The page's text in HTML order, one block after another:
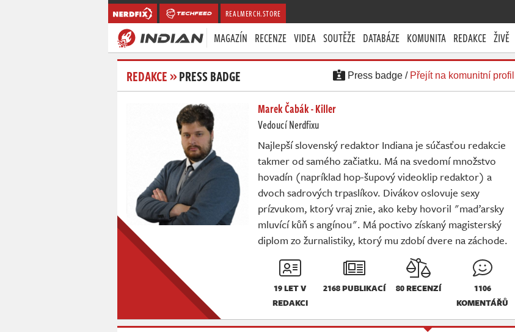
REALMERCH.STORE
MAGAZÍN RECENZE VIDEA SOUTĚŽE DATABÁZE KOMUNITA REDAKCE ŽIVĚ
REDAKCE»PRESS BADGE Press badge / Přejít na komunitní profil
Marek Čabák - Killer
Vedoucí Nerdfixu
Najlepší slovenský redaktor Indiana je súčasťou redakcie
takmer od samého začiatku. Má na svedomí množstvo
hovadín (napríklad hop-šupový videoklip redaktor) a
dvoch sadrových trpaslíkov. Divákov oslovuje sexy
prízvukom, ktorý vraj znie, ako keby hovoril "maďarsky
mluvící kůň s angínou". Má poctivo získaný magisterský
diplom zo žurnalistiky, ktorý mu zdobí dvere na záchode.
19 LET V
REDAKCI
2168 PUBLIKACÍ 80 RECENZÍ
1106
KOMENTÁŘŮ